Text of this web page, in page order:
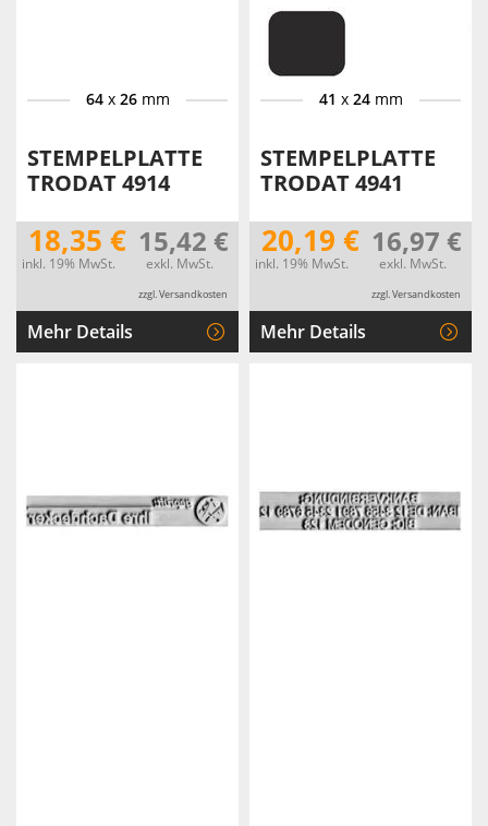
64x 26mm
STEMPELPLATTE
TRODAT 4914
18,35 €
inkl. 19% MwSt.
15,42 €
exkl. MwSt.
zzgl. Versandkosten
Mehr Details
41 x 24mm
STEMPELPLATTE
TRODAT 4941
20,19 €
inkl. 19% MwSt.
16,97 €
exkl. MwSt.
zzgl. Versandkosten
Mehr Details